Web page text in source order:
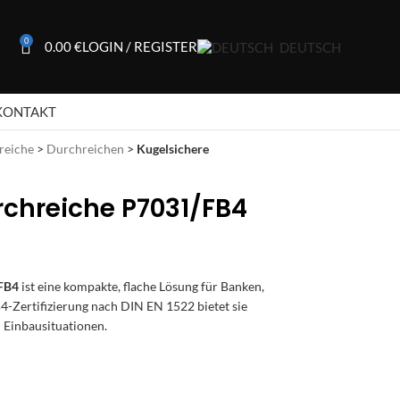
0 0.00€LOGIN / REGISTER DEUTSCH
> Durchreichen > Kugelsichere
P7031/FB4
ist eine kompakte, flache Lösung für Banken,
Zertifizierung nach DIN EN 1522 bietet sie
Einbausituationen.